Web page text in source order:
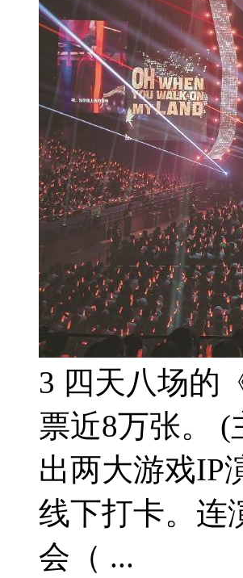
3 四天八场的
票近8万张。 (
出两大游戏IP
线下打卡。连
会（ ...